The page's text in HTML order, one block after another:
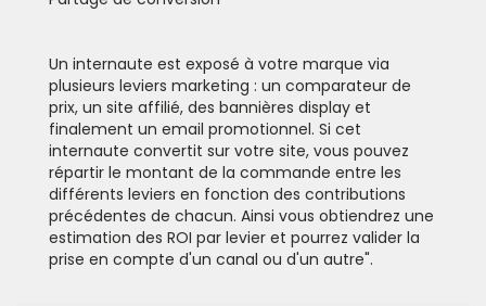
Un internaute est exposé à votre marque via
plusieurs leviers marketing : un comparateur de
prix, un site affilié, des bannières display et
finalement un email promotionnel. Si cet
internaute convertit sur votre site, vous pouvez
répartir le montant de la commande entre les
différents leviers en fonction des contributions
précédentes de chacun. Ainsi vous obtiendrez une
estimation des ROI par levier et pourrez valider la
prise en compte d'un canal ou d'un autre".